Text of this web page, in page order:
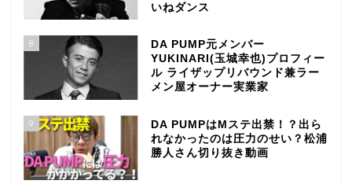
いねダンス
8
DA PUMP元メンバー
YUKINARI(玉城幸也)プロフィー
ル ライザップリバウンド兼ラー
メン屋オーナー実業家
9
DA PUMPはMステ出禁！？出ら
れなかったのは圧力のせい？松浦
勝人さん切り抜き動画